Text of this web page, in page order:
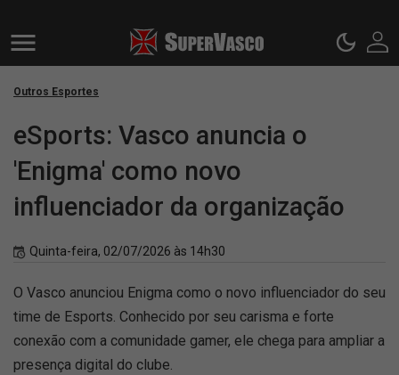
Outros Esportes
eSports: Vasco anuncia o
'Enigma' como novo
influenciador da organização
Quinta-feira, 02/07/2026 às 14h30
O Vasco anunciou Enigma como o novo influenciador do seu
time de Esports. Conhecido por seu carisma e forte
conexão com a comunidade gamer, ele chega para ampliar a
presença digital do clube.